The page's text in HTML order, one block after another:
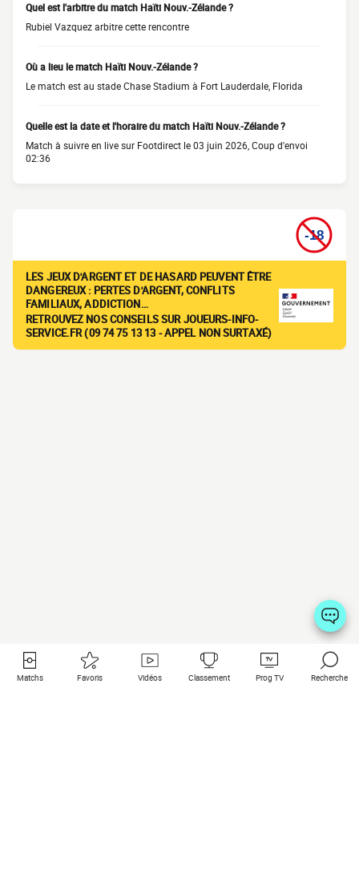
Quel est l'arbitre du match Haïti Nouv.-Zélande ?
Rubiel Vazquez arbitre cette rencontre
Où a lieu le match Haïti Nouv.-Zélande ?
Le match est au stade Chase Stadium à Fort Lauderdale, Florida
Quelle est la date et l'horaire du match Haïti Nouv.-Zélande ?
Match à suivre en live sur Footdirect le 03 juin 2026, Coup d'envoi
02:36
LES JEUX D'ARGENT ET DE HASARD PEUVENT ÊTRE
DANGEREUX : PERTES D'ARGENT, CONFLITS
FAMILIAUX, ADDICTION…
RETROUVEZ NOS CONSEILS SUR JOUEURS-INFO-
SERVICE.FR (09 74 75 13 13 - APPEL NON SURTAXÉ)
Matchs Favoris Vidéos Classement Prog TV Recherche